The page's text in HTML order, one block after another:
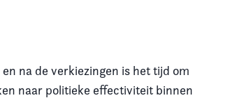
na de verkiezingen is het tijd om
naar politieke effectiviteit binnen